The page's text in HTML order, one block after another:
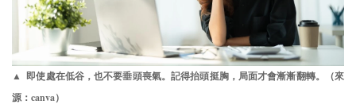
▲ 即使處在低谷，也不要垂頭喪氣。記得抬頭挺胸，局面才會漸漸翻轉。（來
源： canva）